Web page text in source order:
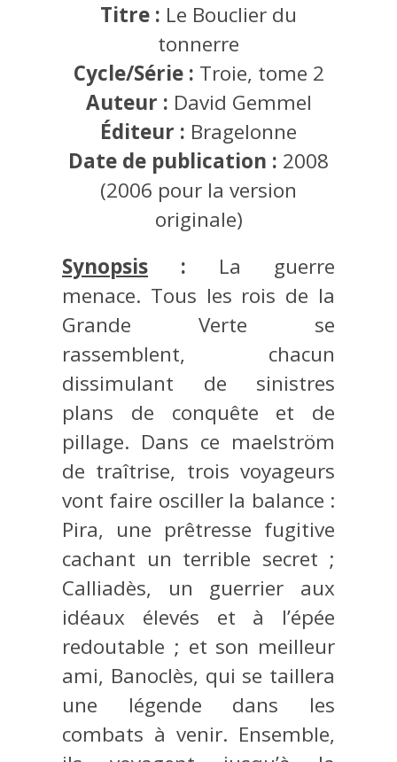
Titre : Le Bouclier du
tonnerre
Cycle/Série : Troie, tome 2
Auteur : David Gemmel
Éditeur : Bragelonne
Date de publication : 2008
(2006 pour la version
originale)
Synopsis : La guerre
menace. Tous les rois de la
Grande Verte se
rassemblent, chacun
dissimulant de sinistres
plans de conquête et de
pillage. Dans ce maelström
de traîtrise, trois voyageurs
vont faire osciller la balance :
Pira, une prêtresse fugitive
cachant un terrible secret ;
Calliadès, un guerrier aux
idéaux élevés et à l’épée
redoutable ; et son meilleur
ami, Banoclès, qui se taillera
une légende dans les
combats à venir. Ensemble,